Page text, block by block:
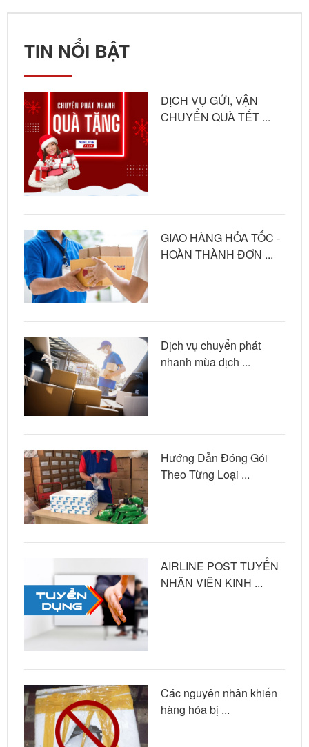
TIN NỔI BẬT
DỊCH VỤ GỬI, VẬN
CHUYỂN QUÀ TẾT ...
GIAO HÀNG HỎA TỐC -
HOÀN THÀNH ĐƠN ...
Dịch vụ chuyển phát
nhanh mùa dịch ...
Hướng Dẫn Đóng Gói
Theo Từng Loại ...
AIRLINE POST TUYỂN
NHÂN VIÊN KINH ...
Các nguyên nhân khiến
hàng hóa bị ...